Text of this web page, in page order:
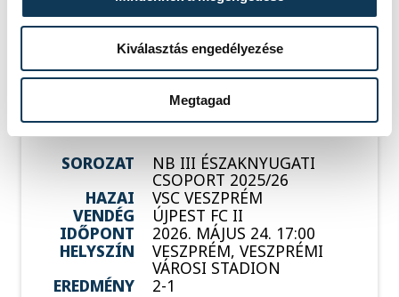
Kiválasztás engedélyezése
Megtagad
VÁROSI STADION
SOROZAT NB III ÉSZAKNYUGATI
CSOPORT 2025/26
HAZAI
VSC VESZPRÉM
VENDÉG
ÚJPEST FC II
IDŐPONT
2026. MÁJUS 24. 17:00
HELYSZÍN
VESZPRÉM, VESZPRÉMI
VÁROSI STADION
EREDMÉNY
2-1